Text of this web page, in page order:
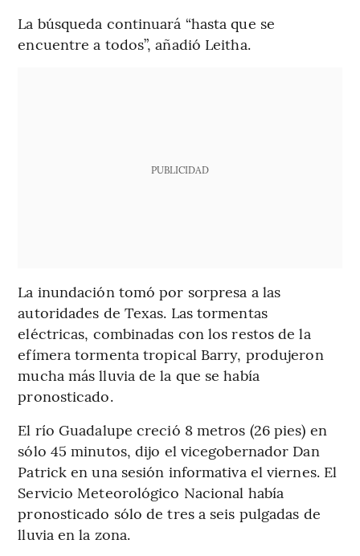
La búsqueda continuará “hasta que se
encuentre a todos”, añadió Leitha.
PUBLICIDAD
La inundación tomó por sorpresa a las
autoridades de Texas. Las tormentas
eléctricas, combinadas con los restos de la
efímera tormenta tropical Barry, produjeron
mucha más lluvia de la que se había
pronosticado.
El río Guadalupe creció 8 metros (26 pies) en
sólo 45 minutos, dijo el vicegobernador Dan
Patrick en una sesión informativa el viernes. El
Servicio Meteorológico Nacional había
pronosticado sólo de tres a seis pulgadas de
lluvia en la zona.